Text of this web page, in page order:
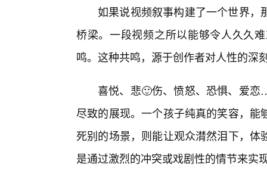
如果说视频叙事构建了一个世界，
桥梁。一段视频之所以能够令人久久
鸣。这种共鸣，源于创作者对人性的深
喜悦、悲🙂伤、愤怒、恐惧、爱
尽致的展现。一个孩子纯真的笑容，
死别的场景，则能让观众潸然泪下，
是通过激烈的冲突或戏剧性的情节来实